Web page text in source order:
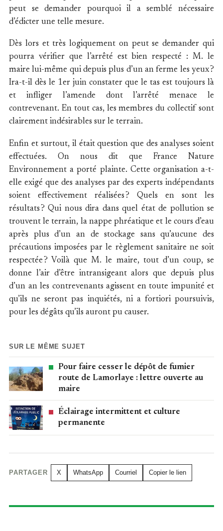
peut se demander pourquoi il a semblé nécessaire
d’édicter une telle mesure.
Dès lors et très logiquement on peut se demander qui
pourra vérifier que l’arrêté est bien respecté : M. le
maire lui-même qui depuis plus d’un an ferme les yeux ?
Ira-t-il dès le 1er juin constater que le tas est toujours là
et infliger l’amende dont l’arrêté menace le
contrevenant. En tout cas, les membres du collectif sont
clairement indésirables sur le terrain.
Enfin et surtout, il était question que des analyses soient
effectuées. On nous dit que France Nature
Environnement a porté plainte. Cette organisation a-t-
elle exigé que des analyses par des experts indépendants
soient effectivement réalisées ? Quels en sont les
résultats ? Qui nous dira dans quel état de pollution se
trouvent le terrain, la nappe phréatique et le cours d’eau
après plus d’un an de stockage sans qu’aucune des
précautions imposées par le règlement sanitaire ne soit
respectée ? Voilà que M. le maire, tout d’un coup, se
donne l’air d’être intransigeant alors que depuis plus
d’un an les contrevenants agissent en toute impunité et
qu’ils ne seront pas inquiétés, ni a fortiori poursuivis,
pour les dégâts qu’ils auront pu causer.
SUR LE MÊME SUJET
Pour faire cesser le dépôt de fumier
route de Lamorlaye : lettre ouverte au
maire
Éclairage intermittent et culture
permanente
PARTAGER X WhatsApp Courriel Copier le lien